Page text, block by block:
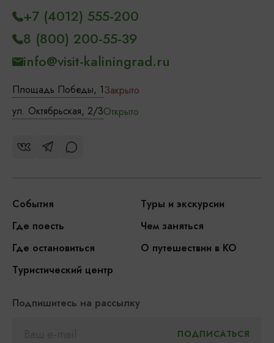
Площадь Победы, 1Закрыто
ул. Октябрьская, 2/3Открыто
+7 (4012) 555-200
8 (800) 200-55-39
info@visit-kaliningrad.ru
События
Туры и экскурсии
Где поесть
Чем заняться
Где остановиться
О путешествии в КО
Туристический центр
Подпишитесь на рассылку